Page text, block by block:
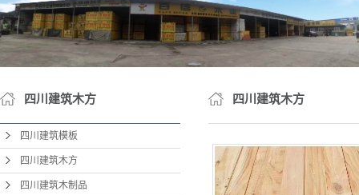
四川建筑木方
四川建筑模板
四川建筑木方
四川建筑木制品
四川建筑木方